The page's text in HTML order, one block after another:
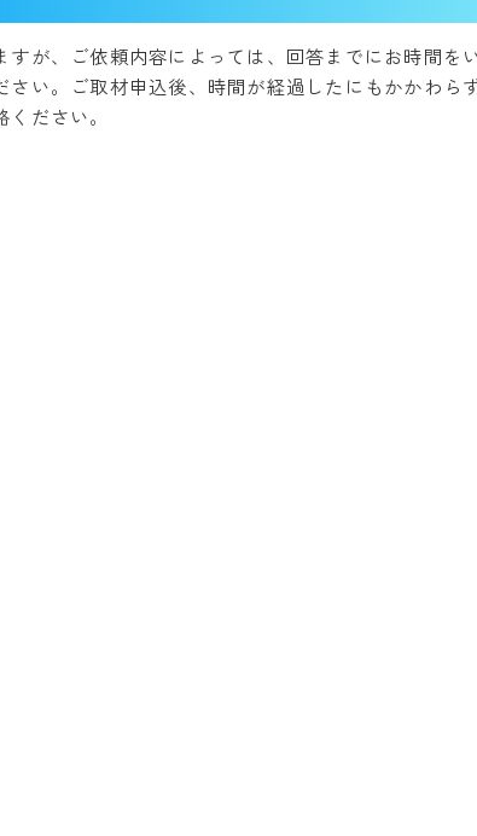
すが、ご依頼内容によっては、回答までにお時間を
さい。ご取材申込後、時間が経過したにもかかわら
ださい。